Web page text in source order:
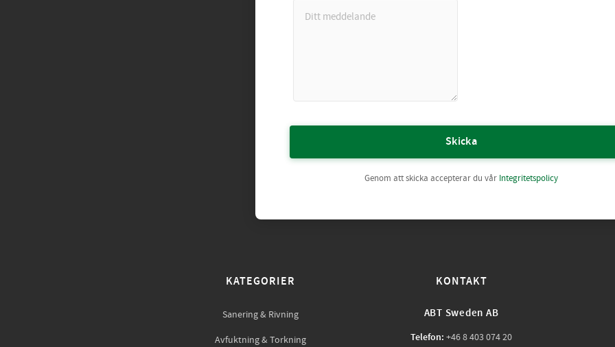
Skicka
Genom att skicka accepterar du vår Integritetspolicy
KATEGORIER
Sanering & Rivning
Avfuktning & Torkning
KONTAKT
ABT Sweden AB
Telefon: +46 8 403 074 20